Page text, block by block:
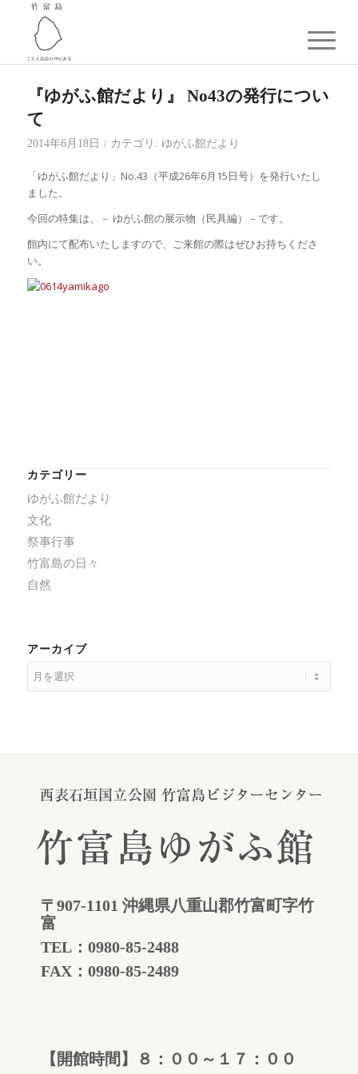
『ゆがふ館だより』 No43の発行につい
て
2014年6月18日 / カテゴリ: ゆがふ館だより
「ゆがふ館だより」No.43（平成26年6月15日号）を発行いたし
ました。
今回の特集は、－ ゆがふ館の展示物（民具編）－です。
館内にて配布いたしますので、ご来館の際はぜひお持ちくださ
い。
カテゴリー
ゆがふ館だより
文化
祭事行事
竹富島の日々
自然
アーカイブ
〒907-1101 沖縄県八重山郡竹富町字竹
富
TEL：0980-85-2488
FAX：0980-85-2489
【開館時間】８：００～１７：００